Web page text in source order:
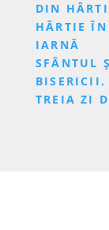
DIN
HÂRTIE ÎN
IARNĂ
SFÂNTUL
TREIA ZI